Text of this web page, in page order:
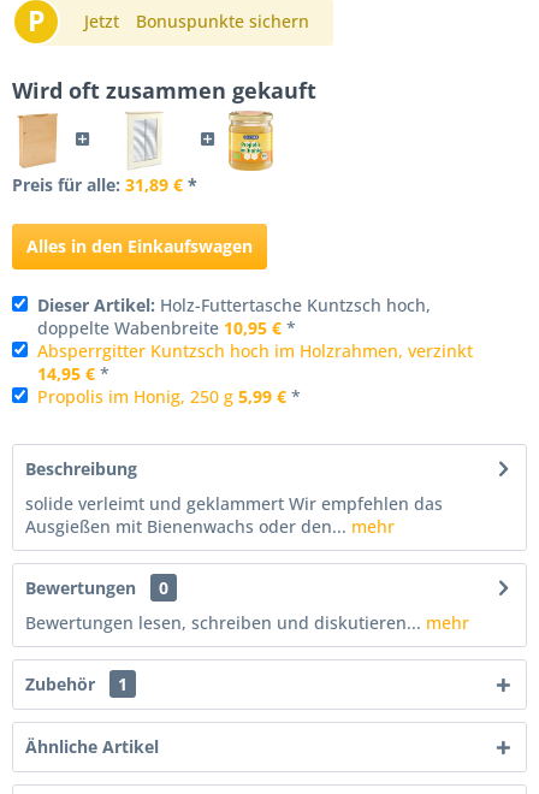
P Jetzt Bonuspunkte sichern
Wird oft zusammen gekauft
Preis für alle: 31,89 € *
Alles in den Einkaufswagen
Dieser Artikel: Holz-Futtertasche Kuntzsch hoch,
doppelte Wabenbreite 10,95 € *
Absperrgitter Kuntzsch hoch im Holzrahmen, verzinkt
14,95 € *
Propolis im Honig, 250 g 5,99 € *
Beschreibung
solide verleimt und geklammert Wir empfehlen das
Ausgießen mit Bienenwachs oder den... mehr
Bewertungen
0
Bewertungen lesen, schreiben und diskutieren... mehr
Zubehör 1
Ähnliche Artikel